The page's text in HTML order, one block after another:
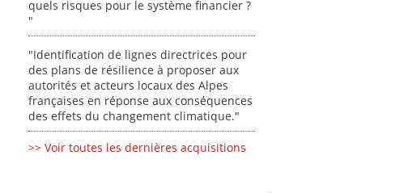
quels risques pour le système financier ?
"
"Identification de lignes directrices pour
des plans de résilience à proposer aux
autorités et acteurs locaux des Alpes
françaises en réponse aux conséquences
des effets du changement climatique."
>> Voir toutes les dernières acquisitions